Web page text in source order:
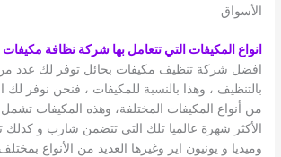
الأسواق
انواع المكيفات التي تتعامل بها شركة نظافة مكيفات
افضل شركة تنظيف مكيفات بحائل توفر لك عدد
بالتنظيف ، وهذا بالنسبة للمكيفات ، فنحن نوفر لك
من أنواع المكيفات المختلفة، وهذه المكيفات تشمل
الأكثر شهرة عالميا تلك التي تتضمن شارب و كذلك
وميديا و يونيون اير وغيرها العديد من الأنواع